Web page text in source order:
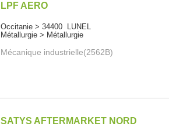
LPF AERO
Occitanie > 34400 LUNEL
Métallurgie > Métallurgie
Mécanique industrielle(2562B)
SATYS AFTERMARKET NORD